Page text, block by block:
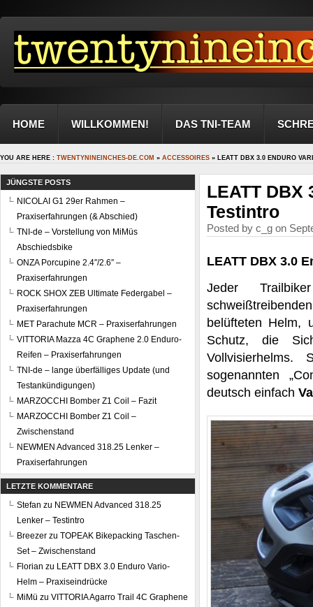
HOME WILLKOMMEN! DAS TNI-TEAM
YOU ARE HERE : TWENTYNINEINCHES-DE.COM » ACCESSOIRES » LEATT DBX 3.0 ENDURO
JÜNGSTE POSTS
NICOLAI G1 29er Rahmen –
Praxiserfahrungen (& Abschied)
TNI-de – Vorstellung von MiMüs
Abschiedsbike
ONZA Porcupine 2.4″/2.6″ –
Praxiserfahrungen
ROCK SHOX ZEB Ultimate Federgabel –
Praxiserfahrungen
MET Parachute MCR – Praxiserfahrungen
VITTORIA Mazza 4C Graphene 2.0 Enduro-
Reifen – Praxiserfahrungen
TNI-de – lange überfälliges Update (und
Testankündigungen)
MARZOCCHI Bomber Z1 Coil – Fazit
MARZOCCHI Bomber Z1 Coil –
Zwischenstand
NEWMEN Advanced 318.25 Lenker –
Praxiserfahrungen
LETZTE KOMMENTARE
Stefan zu NEWMEN Advanced 318.25
Lenker – Testintro
Breezer zu TOPEAK Bikepacking Taschen-
Set – Zwischenstand
Florian zu LEATT DBX 3.0 Enduro Vario-
Helm – Praxiseindrücke
MiMü zu VITTORIA Agarro Trail 4C Graphene
LEATT DBX
Testintro
Posted by c_g on
LEATT DBX 3.0
Jeder
belüfteten Helm,
Schutz, die
sogenannten
deutsch einfach